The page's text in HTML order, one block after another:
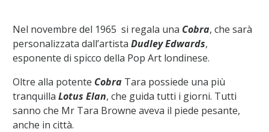
Nel novembre del 1965 si regala una Cobra, che sarà
personalizzata dall’artista Dudley Edwards,
esponente di spicco della Pop Art londinese.
Oltre alla potente CobraTara possiede una più
tranquilla Lotus Elan, che guida tutti i giorni. Tutti
sanno che Mr Tara Browne aveva il piede pesante,
anche in città.